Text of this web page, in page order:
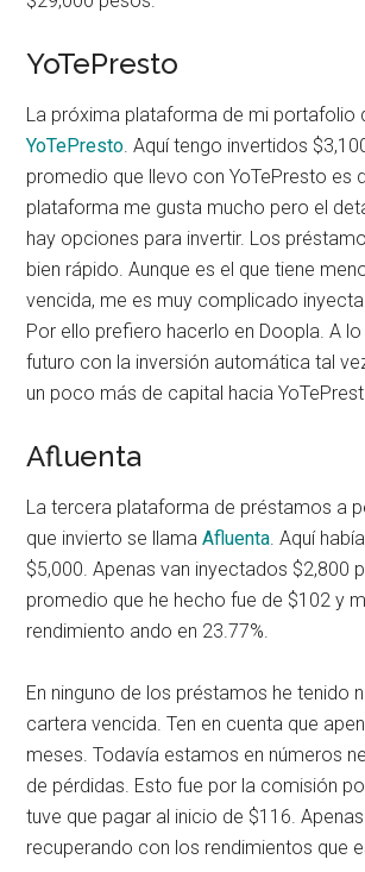
YoTePresto
La próxima plataforma de mi portafolio
YoTePresto . Aquí tengo invertidos
promedio que llevo con YoTePresto es
plataforma me gusta mucho pero el
hay opciones para invertir. Los
bien rápido. Aunque es el que tiene
vencida, me es muy complicado
Por ello prefiero hacerlo en Doopla. A lo
futuro con la inversión automática tal
un poco más de capital hacia
Afluenta
La tercera plataforma de préstamos a
que invierto se llamaAfluenta . Aquí
$5,000. Apenas van inyectados $2,800
promedio que he hecho fue de $102 y
rendimiento ando en 23.77%.
En ninguno de los préstamos he tenido
cartera vencida. Ten en cuenta que
meses. Todavía estamos en números
de pérdidas. Esto fue por la comisión
tuve que pagar al inicio de $116.
recuperando con los rendimientos que